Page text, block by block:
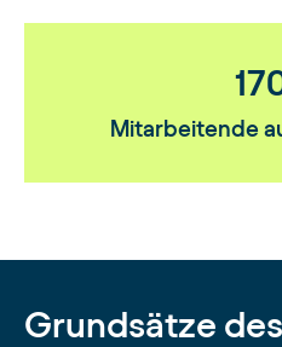
Mitarbeitende
Grundsätze des